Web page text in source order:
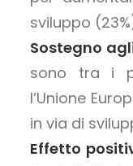
sviluppo
Sostegno
sono tra i
l’Unione
in via di
Effetto